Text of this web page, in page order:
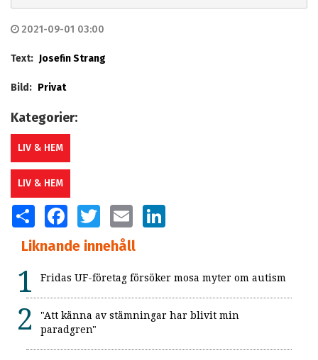
2021-09-01 03:00
Text: Josefin Strang
Bild: Privat
Kategorier:
LIV & HEM
LIV & HEM
SHARE FACEBOOKTWITTER EMAIL
Liknande innehåll
Fridas UF-företag försöker mosa myter om autism
"Att känna av stämningar har blivit min
paradgren"